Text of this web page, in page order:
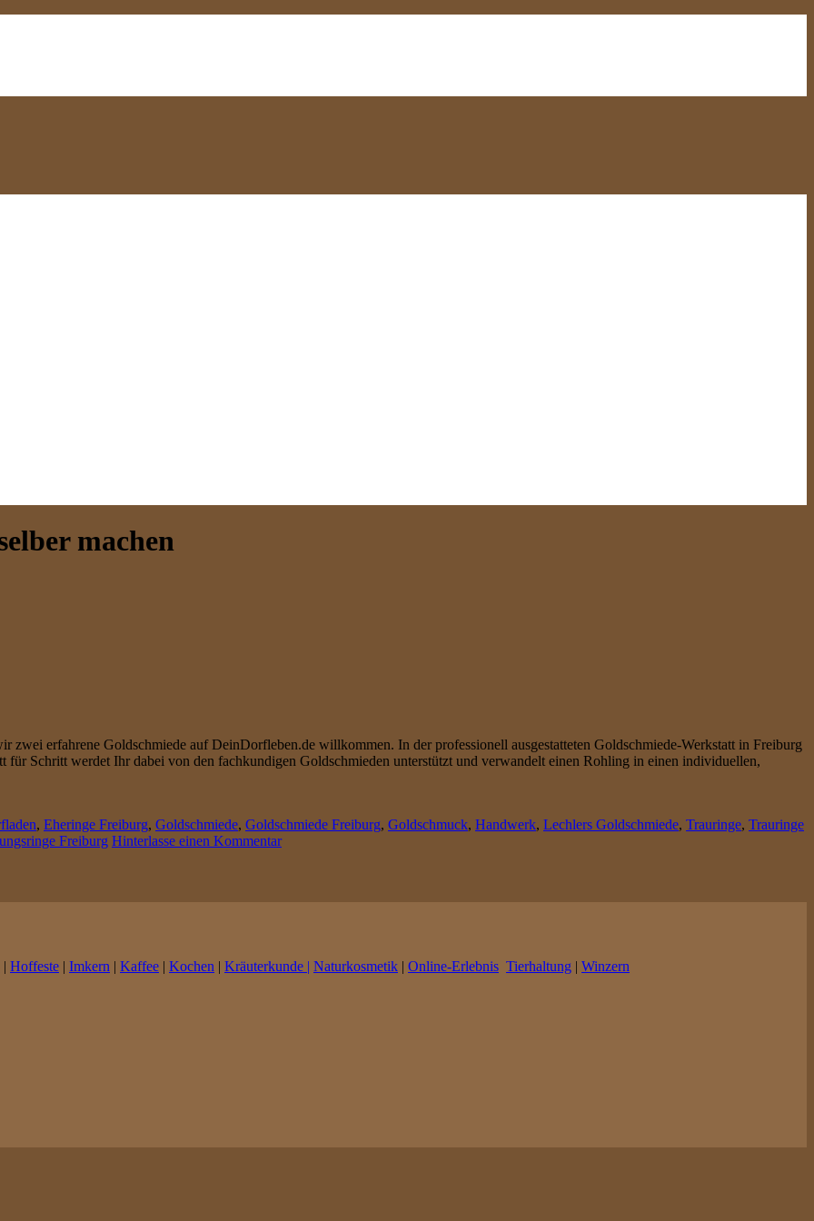
machen
erfahrene Goldschmiede auf DeinDorfleben.de willkommen. In der professionell ausgestatteten Goldschmiede-Werkstatt in Freiburg
für Schritt werdet Ihr dabei von den fachkundigen Goldschmieden unterstützt und verwandelt einen Rohling in einen individuellen,
, Eheringe Freiburg, Goldschmiede, Goldschmiede Freiburg, Goldschmuck, Handwerk, Lechlers Goldschmiede, Trauringe, Trauringe
Freiburg Hinterlasse einen Kommentar
| Hoffeste | Imkern | Kaffee | Kochen | Kräuterkunde | Naturkosmetik | Online-Erlebnis Tierhaltung | Winzern